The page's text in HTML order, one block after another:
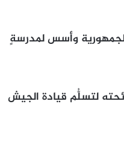
أن انتُخب اللواء فؤاد شهاب عام 1958 رئيساً للجمهورية وأسس لمدرسةٍ
لتسلُّم قيادة الجيش